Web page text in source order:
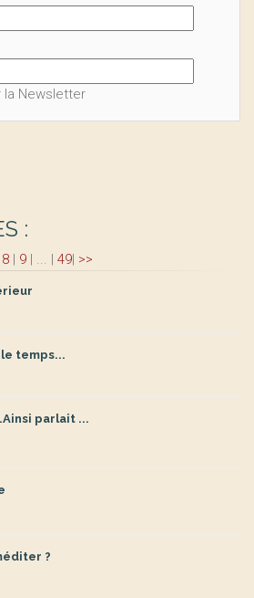
la Newsletter
:
8 | 9 | ... | 49| >>
temps...
parlait ...
?